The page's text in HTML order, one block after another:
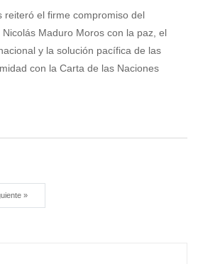
reiteró el firme compromiso del
Maduro Moros con la paz, el
y la solución pacífica de las
con la Carta de las Naciones
»